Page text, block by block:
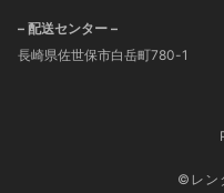
– 配送センター –
長崎県佐世保市白岳町780-1
©レン